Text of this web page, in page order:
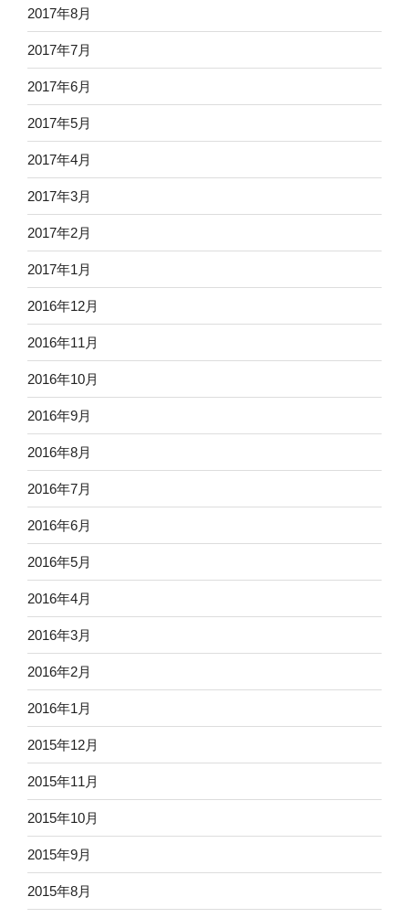
2017年8月
2017年7月
2017年6月
2017年5月
2017年4月
2017年3月
2017年2月
2017年1月
2016年12月
2016年11月
2016年10月
2016年9月
2016年8月
2016年7月
2016年6月
2016年5月
2016年4月
2016年3月
2016年2月
2016年1月
2015年12月
2015年11月
2015年10月
2015年9月
2015年8月